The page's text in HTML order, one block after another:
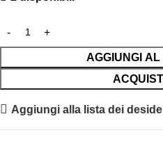
AGGIUNGI
Aggiungi alla lista dei